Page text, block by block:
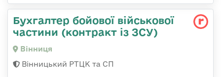
Бухгалтер бойової військової
частини (контракт із ЗСУ)
Вінниця
Вінницький РТЦК та СП